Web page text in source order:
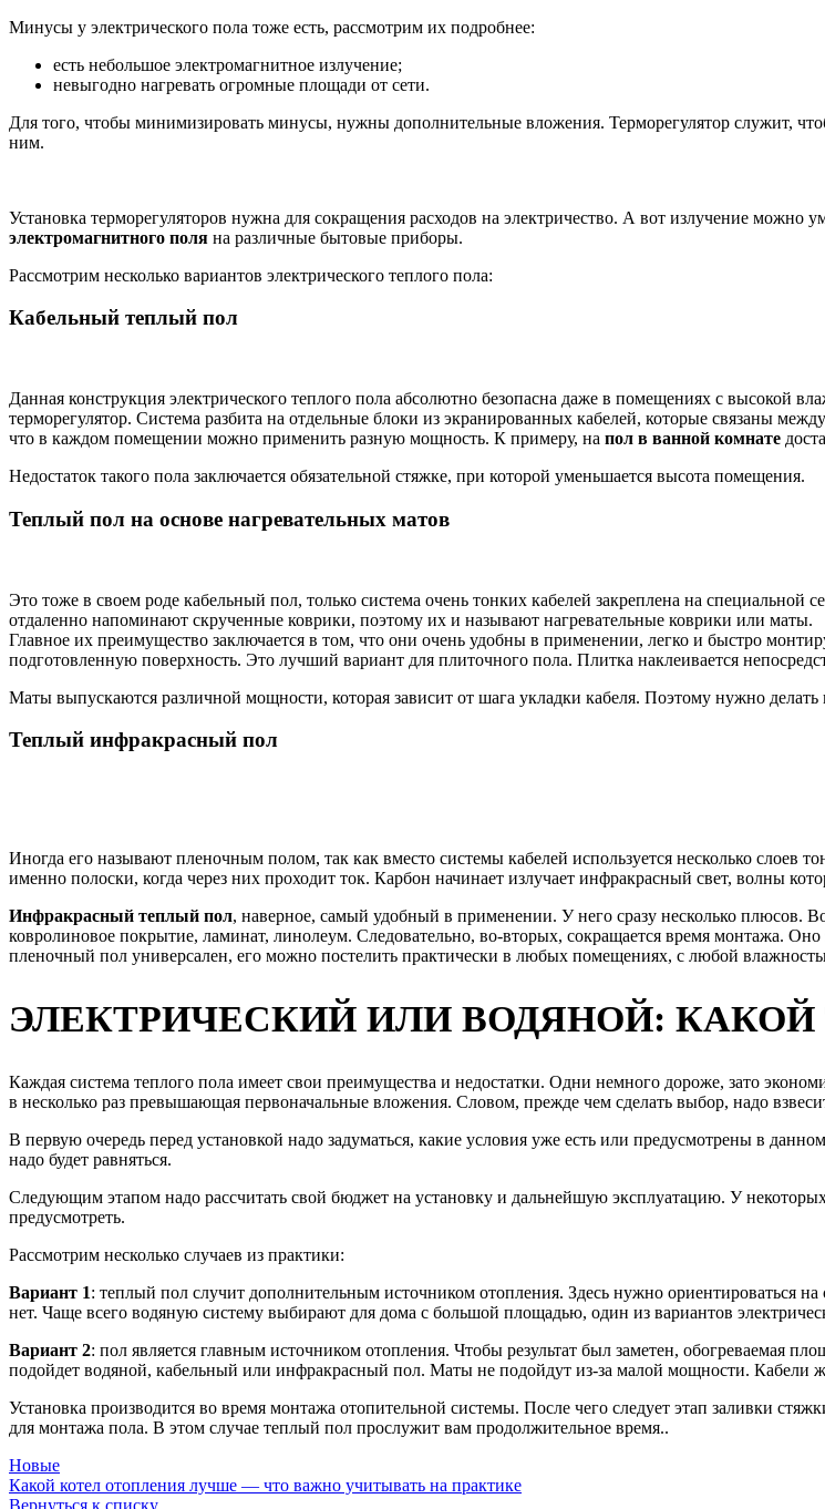
Минусы у электрического пола тоже есть, рассмотрим их подробнее:
есть небольшое электромагнитное излучение;
невыгодно нагревать огромные площади от сети.
Для того, чтобы минимизировать минусы, нужны дополнительные вложения. Терморегулятор служит,
ним.
Установка терморегуляторов нужна для сокращения расходов на электричество. А вот излучение
электромагнитного поля на различные бытовые приборы.
Рассмотрим несколько вариантов электрического теплого пола:
Кабельный теплый пол
Данная конструкция электрического теплого пола абсолютно безопасна даже в помещениях с высокой
терморегулятор. Система разбита на отдельные блоки из экранированных кабелей, которые связаны
что в каждом помещении можно применить разную мощность. К примеру, на пол в ванной комнате
Недостаток такого пола заключается обязательной стяжке, при которой уменьшается высота помещения.
Теплый пол на основе нагревательных матов
Это тоже в своем роде кабельный пол, только система очень тонких кабелей закреплена на
отдаленно напоминают скрученные коврики, поэтому их и называют нагревательные коврики или маты.
Главное их преимущество заключается в том, что они очень удобны в применении, легко и быстро
подготовленную поверхность. Это лучший вариант для плиточного пола. Плитка наклеивается
Маты выпускаются различной мощности, которая зависит от шага укладки кабеля. Поэтому нужно делать
Теплый инфракрасный пол
Иногда его называют пленочным полом, так как вместо системы кабелей используется несколько
именно полоски, когда через них проходит ток. Карбон начинает излучает инфракрасный свет, волны
Инфракрасный теплый пол, наверное, самый удобный в применении. У него сразу несколько плюсов.
ковролиновое покрытие, ламинат, линолеум. Следовательно, во-вторых, сокращается время монтажа. Оно
пленочный пол универсален, его можно постелить практически в любых помещениях, с любой
ЭЛЕКТРИЧЕСКИЙ ИЛИ ВОДЯНОЙ:
Каждая система теплого пола имеет свои преимущества и недостатки. Одни немного дороже, зато
в несколько раз превышающая первоначальные вложения. Словом, прежде чем сделать выбор, надо
В первую очередь перед установкой надо задуматься, какие условия уже есть или предусмотрены в
надо будет равняться.
Следующим этапом надо рассчитать свой бюджет на установку и дальнейшую эксплуатацию. У
предусмотреть.
Рассмотрим несколько случаев из практики:
Вариант 1: теплый пол случит дополнительным источником отопления. Здесь нужно ориентироваться
нет. Чаще всего водяную систему выбирают для дома с большой площадью, один из вариантов
Вариант 2: пол является главным источником отопления. Чтобы результат был заметен, обогреваемая
подойдет водяной, кабельный или инфракрасный пол. Маты не подойдут из-за малой мощности. Кабели
Установка производится во время монтажа отопительной системы. После чего следует этап заливки
для монтажа пола. В этом случае теплый пол прослужит вам продолжительное время..
Новые
Какой котел отопления лучше — что важно учитывать на практике
Вернуться к списку